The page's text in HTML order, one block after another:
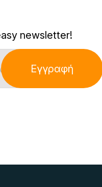
newsletter!
Εγγραφή